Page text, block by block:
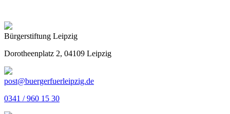
Bürgerstiftung Leipzig
Dorotheenplatz 2, 04109 Leipzig
post@buergerfuerleipzig.de
0341 / 960 15 30